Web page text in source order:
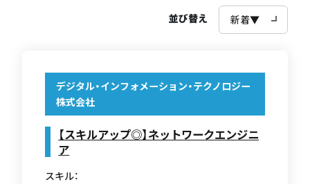
並び替え
デジタル・インフォメーション・テクノロジー
株式会社
【スキルアップ◎】ネットワークエンジニ
ア
スキル：